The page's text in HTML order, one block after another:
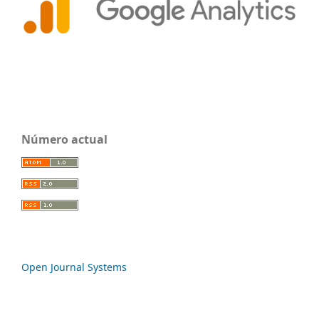
Número actual
Open Journal Systems